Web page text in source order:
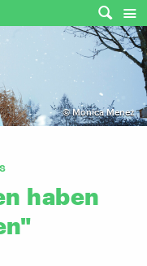
©Monica Menez
haben